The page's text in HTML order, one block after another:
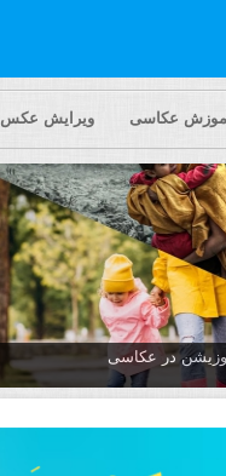
آموزش عکاسی ویرایش عکس
در عکاسی